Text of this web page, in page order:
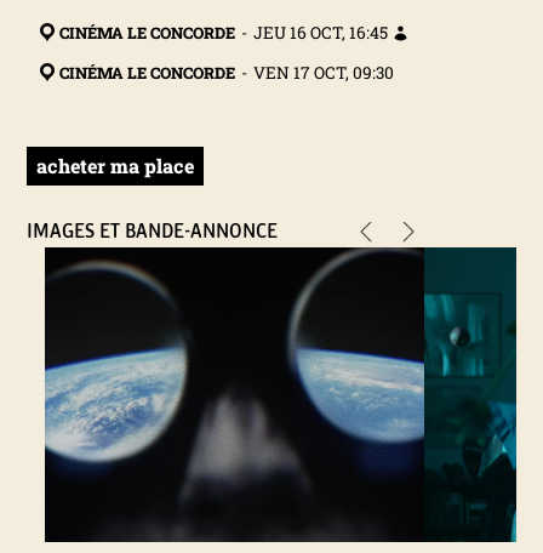
L
CINÉMA LE CONCORDE - JEU 16 OCT, 16:45
CINÉMA LE CONCORDE - VEN 17 OCT, 09:30
acheter ma place
IMAGES ET BANDE-ANNONCE